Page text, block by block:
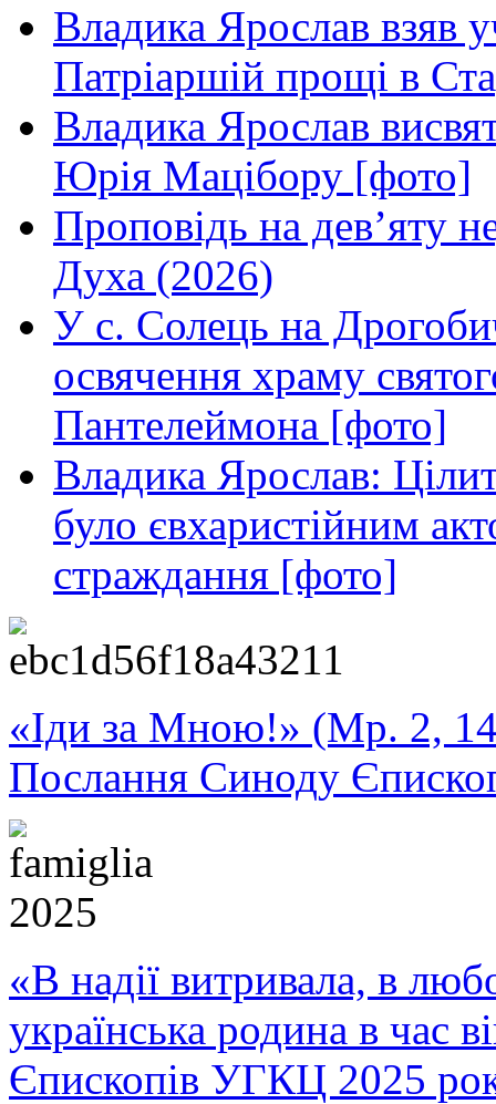
Владика Ярослав взяв
Патріаршій прощі в
Владика Ярослав
Юрія Мацібору [фото]
Проповідь на дев’яту
Духа (2026)
У с. Солець на
освячення храму
Пантелеймона [фото]
Владика Ярослав:
було євхаристійним
страждання [фото]
«Іди за Мною!» (Мр. 2,
Послання Синоду
«В надії витривала, в
українська родина в час
Єпископів УГКЦ 2025